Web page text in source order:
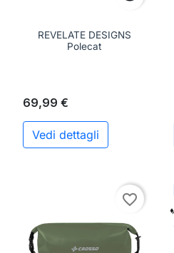
REVELATE DESIGNS
Polecat
69,99 €
Vedi dettagli
favorite_border